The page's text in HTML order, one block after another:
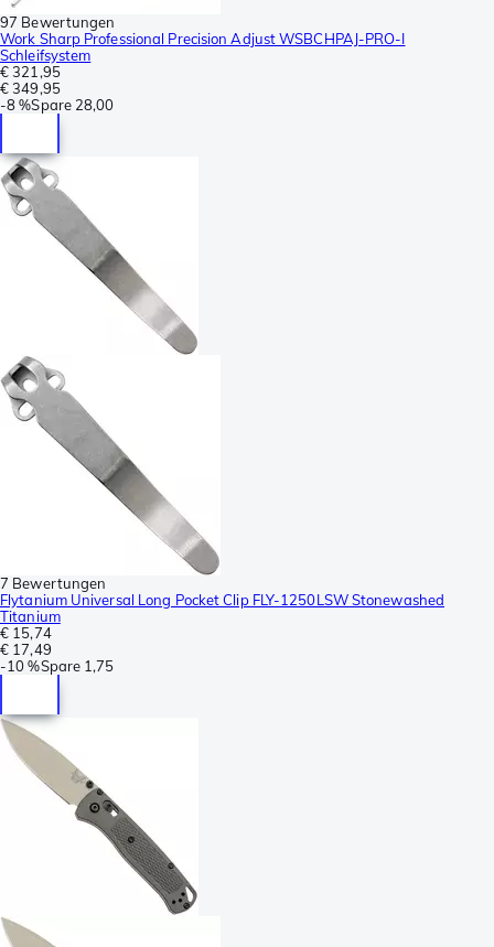
97 Bewertungen
Work Sharp Professional Precision Adjust WSBCHPAJ-PRO-I
Schleifsystem
€ 321,95
€ 349,95
-8 %Spare 28,00
7 Bewertungen
Flytanium Universal Long Pocket Clip FLY-1250LSW Stonewashed
Titanium
€ 15,74
€ 17,49
-10 %Spare 1,75